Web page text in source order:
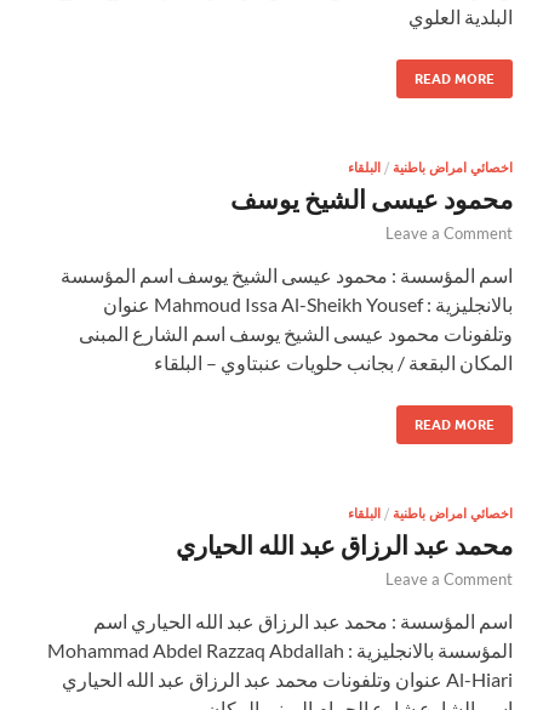
البلدية العلوي
READ MORE
اخصائي امراض باطنية / البلقاء
محمود عيسى الشيخ يوسف
Leave a Comment
اسم المؤسسة : محمود عيسى الشيخ يوسف اسم المؤسسة
بالانجليزية : Mahmoud Issa Al-Sheikh Yousef عنوان
وتلفونات محمود عيسى الشيخ يوسف اسم الشارع المبنى
المكان البقعة / بجانب حلويات عنبتاوي – البلقاء
READ MORE
اخصائي امراض باطنية / البلقاء
محمد عبد الرزاق عبد الله الحياري
Leave a Comment
اسم المؤسسة : محمد عبد الرزاق عبد الله الحياري اسم
المؤسسة بالانجليزية : Mohammad Abdel Razzaq Abdallah
Al-Hiari عنوان وتلفونات محمد عبد الرزاق عبد الله الحياري